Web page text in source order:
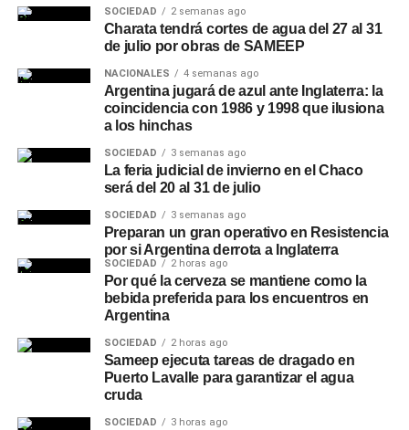
SOCIEDAD 2 semanas ago
Charata tendrá cortes de agua del 27 al 31
de julio por obras de SAMEEP
NACIONALES 4 semanas ago
Argentina jugará de azul ante Inglaterra: la
coincidencia con 1986 y 1998 que ilusiona
a los hinchas
SOCIEDAD 3 semanas ago
La feria judicial de invierno en el Chaco
será del 20 al 31 de julio
SOCIEDAD 3 semanas ago
Preparan un gran operativo en Resistencia
por si Argentina derrota a Inglaterra
SOCIEDAD 2 horas ago
Por qué la cerveza se mantiene como la
bebida preferida para los encuentros en
Argentina
SOCIEDAD 2 horas ago
Sameep ejecuta tareas de dragado en
Puerto Lavalle para garantizar el agua
cruda
SOCIEDAD 3 horas ago